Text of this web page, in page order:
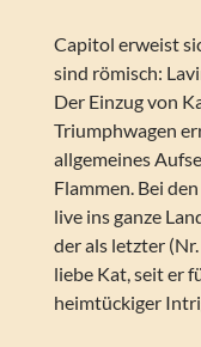
Capitol erweist
sind römisch:
Der Einzug von
Triumphwagen
allgemeines
Flammen. Bei
live ins ganze
der als letzter
liebe Kat, seit er
heimtückiger